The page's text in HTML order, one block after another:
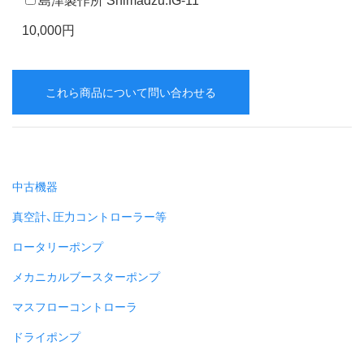
10,000円
これら商品について問い合わせる
中古機器
真空計、圧力コントローラー等
ロータリーポンプ
メカニカルブースターポンプ
マスフローコントローラ
ドライポンプ